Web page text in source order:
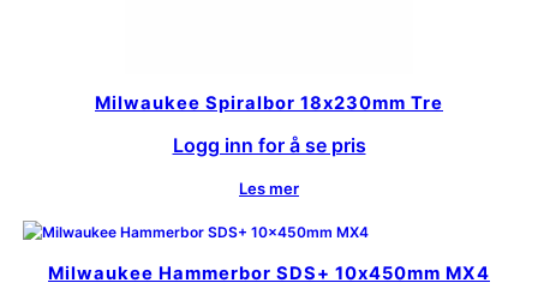
Milwaukee Spiralbor 18x230mm Tre
Logg inn for å se pris
Les mer
Milwaukee Hammerbor SDS+ 10x450mm MX4